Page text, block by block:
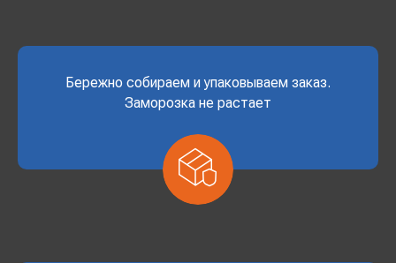
Бережно собираем и упаковываем заказ.
Заморозка не растает